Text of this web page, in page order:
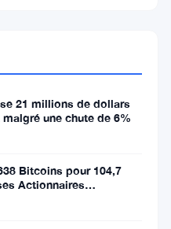
21 millions de dollars
une chute de 6%
Bitcoins pour 104,7
Actionnaires